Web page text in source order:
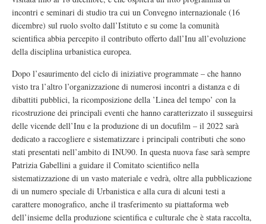
incontri e seminari di studio tra cui un Convegno internazionale (16
dicembre) sul ruolo svolto dall’Istituto e su come la comunità
scientifica abbia percepito il contributo offerto dall’Inu all’evoluzione
della disciplina urbanistica europea.
Dopo l’esaurimento del ciclo di iniziative programmate – che hanno
visto tra l’altro l’organizzazione di numerosi incontri a distanza e di
dibattiti pubblici, la ricomposizione della ’Linea del tempo’ con la
ricostruzione dei principali eventi che hanno caratterizzato il susseguirsi
delle vicende dell’Inu e la produzione di un docufilm – il 2022 sarà
dedicato a raccogliere e sistematizzare i principali contributi che sono
stati presentati nell’ambito di INU90. In questa nuova fase sarà sempre
Patrizia Gabellini a guidare il Comitato scientifico nella
sistematizzazione di un vasto materiale e vedrà, oltre alla pubblicazione
di un numero speciale di Urbanistica e alla cura di alcuni testi a
carattere monografico, anche il trasferimento su piattaforma web
dell’insieme della produzione scientifica e culturale che è stata raccolta,